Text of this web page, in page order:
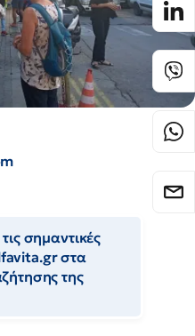
σημαντικές
στα
της